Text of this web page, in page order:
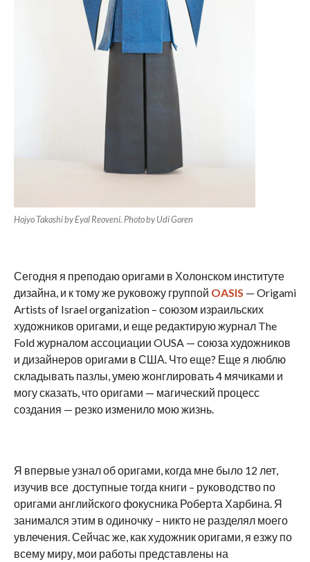
Hojyo Takashi by Eyal Reoveni. Photo by Udi Goren
Сегодня я преподаю оригами в Холонском институте
дизайна, и к тому же руковожу группой OASIS — Origami
Artists of Israel organization – союзом израильских
художников оригами, и еще редактирую журнал The
Fold журналом ассоциации OUSA — союза художников
и дизайнеров оригами в США. Что еще? Еще я люблю
складывать пазлы, умею жонглировать 4 мячиками и
могу сказать, что оригами — магический процесс
создания — резко изменило мою жизнь.
Я впервые узнал об оригами, когда мне было 12 лет,
изучив все доступные тогда книги – руководство по
оригами английского фокусника Роберта Харбина. Я
занимался этим в одиночку – никто не разделял моего
увлечения. Сейчас же, как художник оригами, я езжу по
всему миру, мои работы представлены на